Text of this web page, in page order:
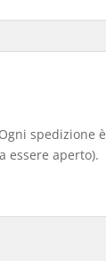
spedizione è
essere aperto).